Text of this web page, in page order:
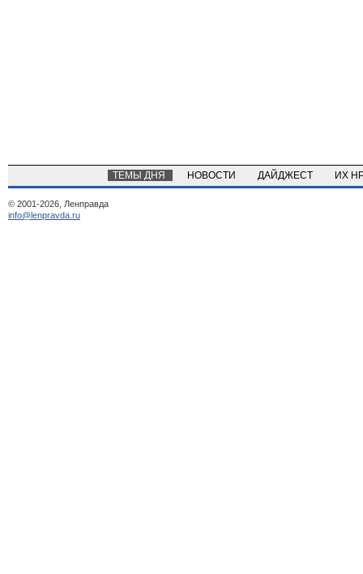
ТЕМЫ ДНЯ НОВОСТИ ДАЙДЖЕСТ ИХ
© 2001-2026, Ленправда
info@lenpravda.ru